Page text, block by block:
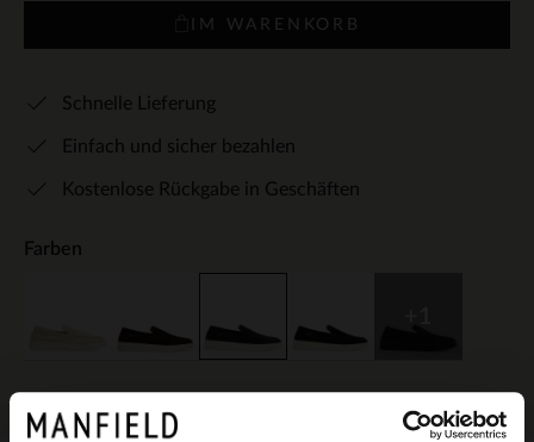
IM WARENKORB
Schnelle Lieferung
Einfach und sicher bezahlen
Kostenlose Rückgabe in Geschäften
Farben